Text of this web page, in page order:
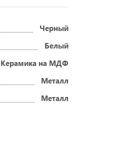
Черный
Белый
Керамика на МДФ
Металл
Металл